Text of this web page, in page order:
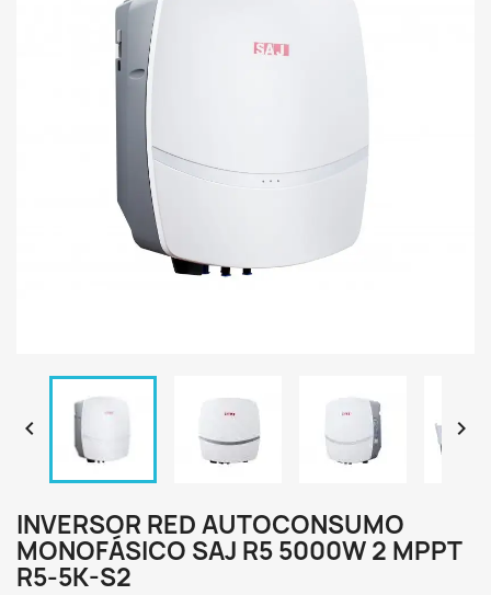
 
INVERSOR RED AUTOCONSUMO
MONOFÁSICO SAJ R5 5000W 2 MPPT
R5-5K-S2